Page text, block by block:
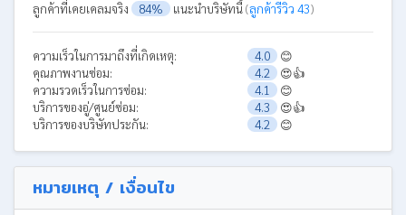
ลูกค้าที่เคยเคลมจริง 84% แนะนำบริษัทนี้(ลูกค้ารีวิว 43)
ความเร็วในการมาถึงที่เกิดเหตุ: 4.0 😊
คุณภาพงานซ่อม:
4.2 😍👍
ความรวดเร็วในการซ่อม:
4.1
😊
บริการของอู่/ศูนย์ซ่อม:
4.3 😍👍
บริการของบริษัทประกัน:
4.2 😊
หมายเหตุ / เงื่อนไข